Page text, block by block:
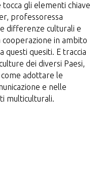
tocca gli elementi chiave
professoressa
differenze culturali e
in ambito
quesiti. E traccia
dei diversi Paesi,
adottare le
e nelle
multiculturali.